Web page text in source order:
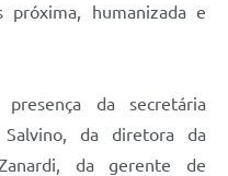
próxima, humanizada e
da secretária
da diretora da
da gerente de